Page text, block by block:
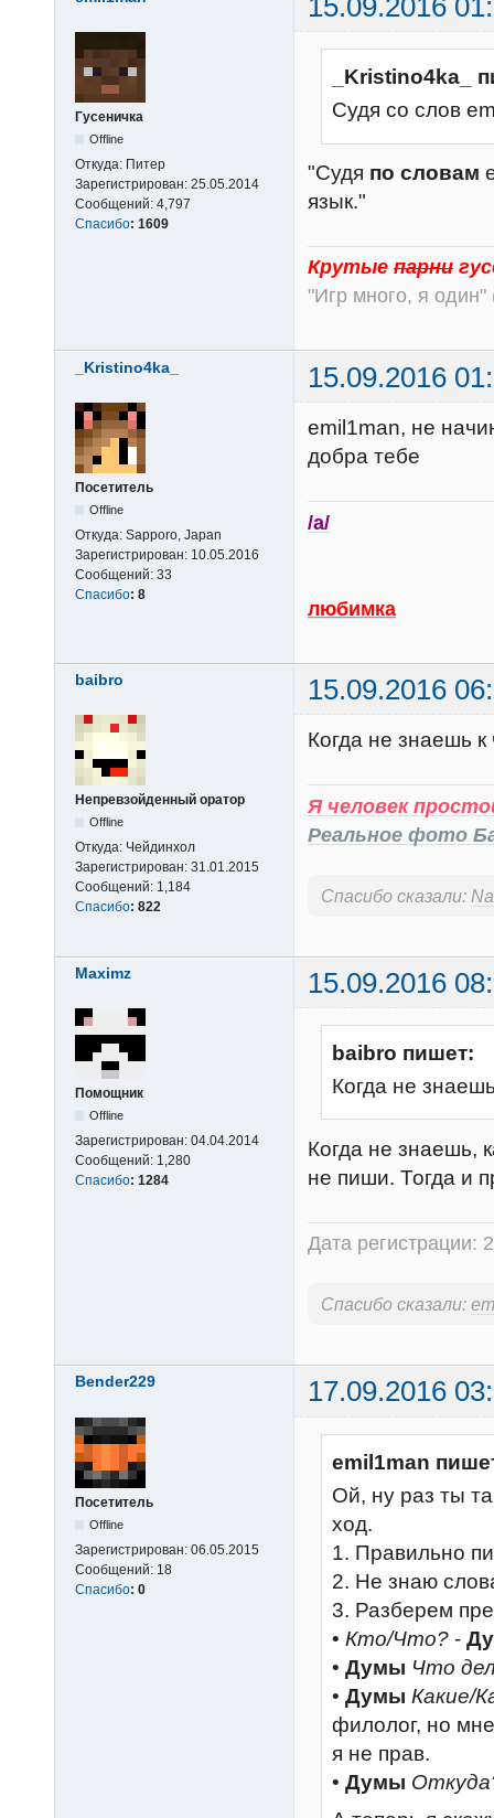
15.09.2016
Гусеничка
Offline
Откуда: Питер
Зарегистрирован: 25.05.2014
Сообщений: 4,797
Спасибо: 1609
_Kristino4ka_
Судя со слов
"Судя по словам
язык."
Крутые парни
"Игр много, я один"
_Kristino4ka_ 15.09.2016
Посетитель
Offline
Откуда: Sapporo, Japan
Зарегистрирован: 10.05.2016
Сообщений: 33
Спасибо: 8
emil1man, не
добра тебе
/a/
любимка
baibro 15.09.2016
Непревзойденный оратор
Offline
Откуда: Чейдинхол
Зарегистрирован: 31.01.2015
Сообщений: 1,184
Спасибо: 822
Когда не знаешь
Я человек
Реальное фото
Спасибо сказали:
Maximz 15.09.2016
Помощник
Offline
Зарегистрирован: 04.04.2014
Сообщений: 1,280
Спасибо: 1284
baibro пишет:
Когда не
Когда не знаешь,
не пиши. Тогда и
Дата регистрации:
Спасибо сказали:
Bender229 17.09.2016
Посетитель
Offline
Зарегистрирован: 06.05.2015
Сообщений: 18
Спасибо: 0
emil1man
Ой, ну раз ты
ход.
1. Правильно
2. Не знаю
3. Разберем
• Кто/Что? -
• Думы Что
• Думы Какие/
филолог, но
я не прав.
• Думы